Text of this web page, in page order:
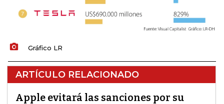
Gráfico LR
ARTÍCULO RELACIONADO
Apple evitará las sanciones por su